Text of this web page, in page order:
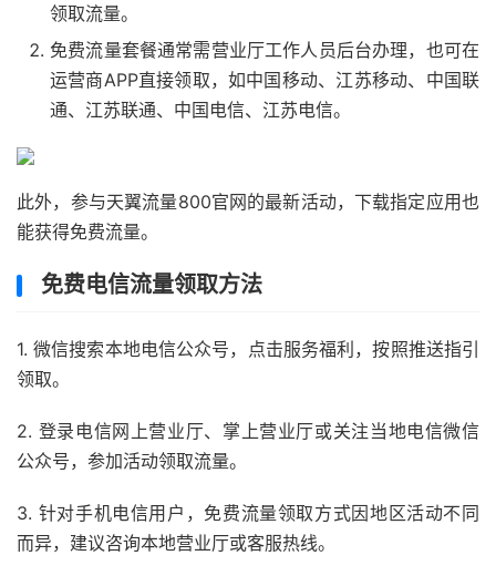
领取流量。
免费流量套餐通常需营业厅工作人员后台办理，也可在
运营商APP直接领取，如中国移动、江苏移动、中国联
通、江苏联通、中国电信、江苏电信。
此外，参与天翼流量800官网的最新活动，下载指定应用也
能获得免费流量。
免费电信流量领取方法
1. 微信搜索本地电信公众号，点击服务福利，按照推送指引
领取。
2. 登录电信网上营业厅、掌上营业厅或关注当地电信微信
公众号，参加活动领取流量。
3. 针对手机电信用户，免费流量领取方式因地区活动不同
而异，建议咨询本地营业厅或客服热线。